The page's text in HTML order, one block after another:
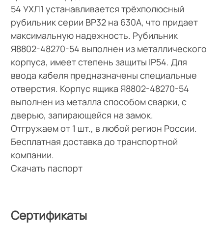
54 УХЛ1 устанавливается трёхполюсный
рубильник серии ВР32 на 630А, что придает
максимальную надежность. Рубильник
Я8802-48270-54 выполнен из металлического
корпуса, имеет степень защиты IP54. Для
ввода кабеля предназначены специальные
отверстия. Корпус ящика Я8802-48270-54
выполнен из металла способом сварки, с
дверью, запирающейся на замок.
Отгружаем от 1 шт., в любой регион России.
Бесплатная доставка до транспортной
компании.
Скачать паспорт
Сертификаты